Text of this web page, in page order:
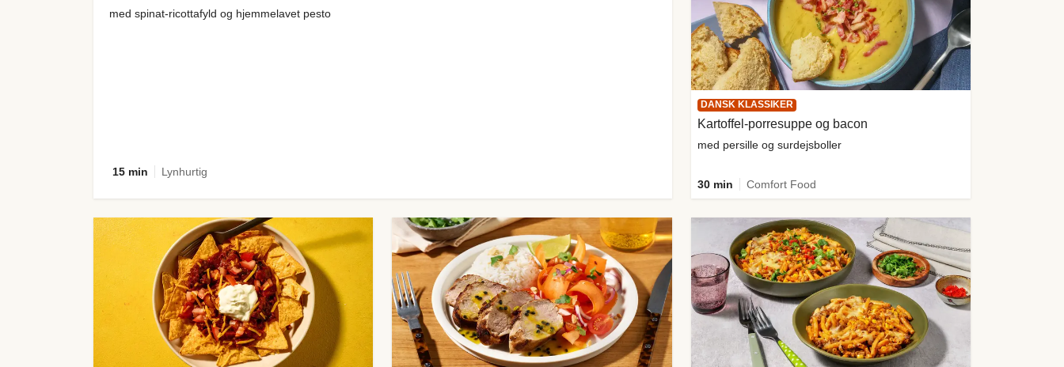
med spinat-ricottafyld og hjemmelavet pesto
15 min Lynhurtig
DANSK KLASSIKER
Kartoffel-porresuppe og bacon
med persille og surdejsboller
30 min Comfort Food